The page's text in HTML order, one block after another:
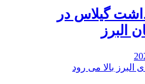
گیلاس در
البرز